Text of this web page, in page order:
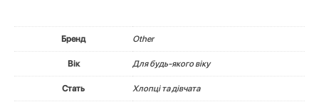
Бренд Other
Вік Для будь-якого віку
Стать Хлопці та дівчата